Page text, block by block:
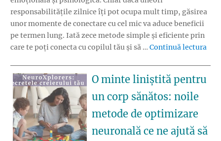
responsabilitățile zilnice îți pot ocupa mult timp, găsirea
unor momente de conectare cu cel mic va aduce beneficii
pe termen lung. Iată zece metode simple și eficiente prin
care te poți conecta cu copilul tău și să … Continuă lectura
O minte liniștită pentru
un corp sănătos: noile
metode de optimizare
neuronală ce ne ajută să